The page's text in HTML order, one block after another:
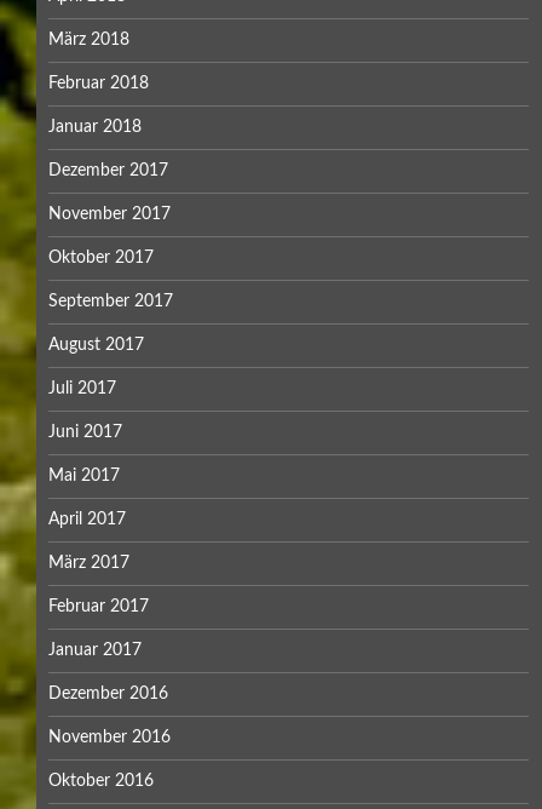
März 2018
Februar 2018
Januar 2018
Dezember 2017
November 2017
Oktober 2017
September 2017
August 2017
Juli 2017
Juni 2017
Mai 2017
April 2017
März 2017
Februar 2017
Januar 2017
Dezember 2016
November 2016
Oktober 2016